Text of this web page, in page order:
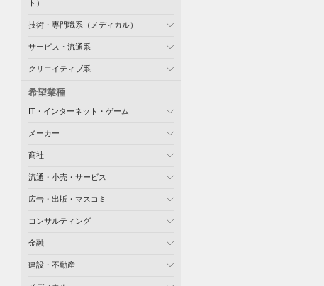
ト）
技術・専門職系（メディカル）
サービス・流通系
クリエイティブ系
希望業種
IT・インターネット・ゲーム
メーカー
商社
流通・小売・サービス
広告・出版・マスコミ
コンサルティング
金融
建設・不動産